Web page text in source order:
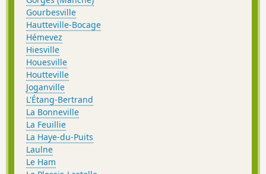
Gourbesville
Hautteville-Bocage
Hémevez
Hiesville
Houesville
Houtteville
Joganville
L'Étang-Bertrand
La Bonneville
La Feuillie
La Haye-du-Puits
Laulne
Le Ham